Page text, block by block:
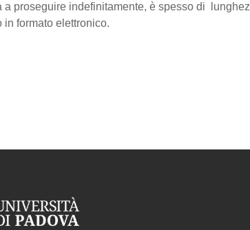
a proseguire indefinitamente, è spesso di
in formato elettronico.